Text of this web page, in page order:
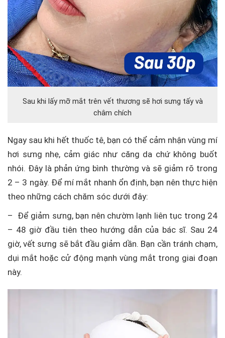
Sau khi lấy mỡ mắt trên vết thương sẽ hơi sưng tấy và
châm chích
Ngay sau khi hết thuốc tê, bạn có thể cảm nhận vùng mí
hơi sưng nhẹ, cảm giác như căng da chứ không buốt
nhói. Đây là phản ứng bình thường và sẽ giảm rõ trong
2 – 3 ngày. Để mí mắt nhanh ổn định, bạn nên thực hiện
theo những cách chăm sóc dưới đây:
– Để giảm sưng, bạn nên chườm lạnh liên tục trong 24
– 48 giờ đầu tiên theo hướng dẫn của bác sĩ. Sau 24
giờ, vết sưng sẽ bắt đầu giảm dần. Bạn cần tránh chạm,
dụi mắt hoặc cử động mạnh vùng mắt trong giai đoạn
này.